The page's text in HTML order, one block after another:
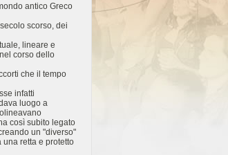
antico Greco
scorso, dei
lineare e
corso dello
che il tempo
infatti
luogo a
così subito legato
un "diverso"
retta e protetto